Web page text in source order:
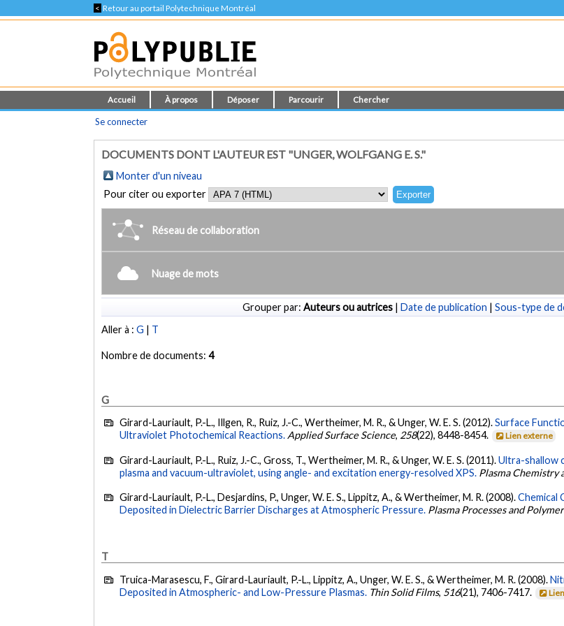
< Retour au portail Polytechnique Montréal
Accueil À propos Déposer Parcourir Chercher
Se connecter
DOCUMENTS DONT L'AUTEUR EST "UNGER, WOLFGANG E. S."
Monter d'un niveau
Pour citer ou exporter
Réseau de collaboration
Nuage de mots
Grouper par: Auteurs ou autrices | Date de publication | Sous-type de
Aller à :G | T
Nombre de documents:4
G
Girard-Lauriault, P.-L., Illgen, R., Ruiz, J.-C., Wertheimer, M. R., & Unger, W. E. S. (2012).Surface
Ultraviolet Photochemical Reactions. Applied Surface Science, 258(22), 8448-8454. Lien externe
Girard-Lauriault, P.-L., Ruiz, J.-C., Gross, T., Wertheimer, M. R., & Unger, W. E. S. (2011).Ultra-shallow
plasma and vacuum-ultraviolet, using angle- and excitation energy-resolved XPS. Plasma Chemistry
Girard-Lauriault, P.-L., Desjardins, P., Unger, W. E. S., Lippitz, A., & Wertheimer, M. R. (2008).Chemical
Deposited in Dielectric Barrier Discharges at Atmospheric Pressure. Plasma Processes and
T
Truica-Marasescu, F., Girard-Lauriault, P.-L., Lippitz, A., Unger, W. E. S., & Wertheimer, M. R. (2008).
Deposited in Atmospheric- and Low-Pressure Plasmas. Thin Solid Films, 516(21), 7406-7417.